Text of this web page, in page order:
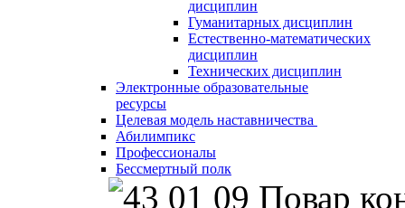
дисциплин
Гуманитарных дисциплин
Естественно-математических
дисциплин
Технических дисциплин
Электронные образовательные
ресурсы
Целевая модель наставничества
Абилимпикс
Профессионалы
Бессмертный полк